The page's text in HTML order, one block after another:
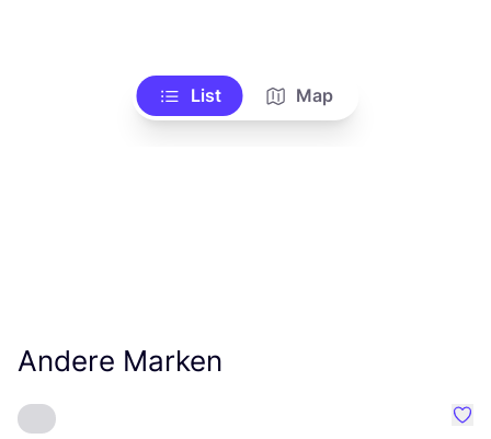
List Map
Andere Marken